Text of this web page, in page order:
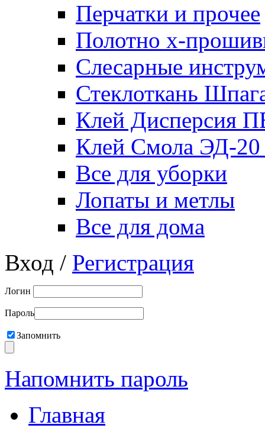
Перчатки и прочее
Полотно х-
Слесарные
Стеклоткань
Клей Дисперсия
Клей Смола ЭД-20
Все для уборки
Лопаты и метлы
Все для дома
Вход / Регистрация
Логин
Пароль
Запомнить
Напомнить пароль
Главная